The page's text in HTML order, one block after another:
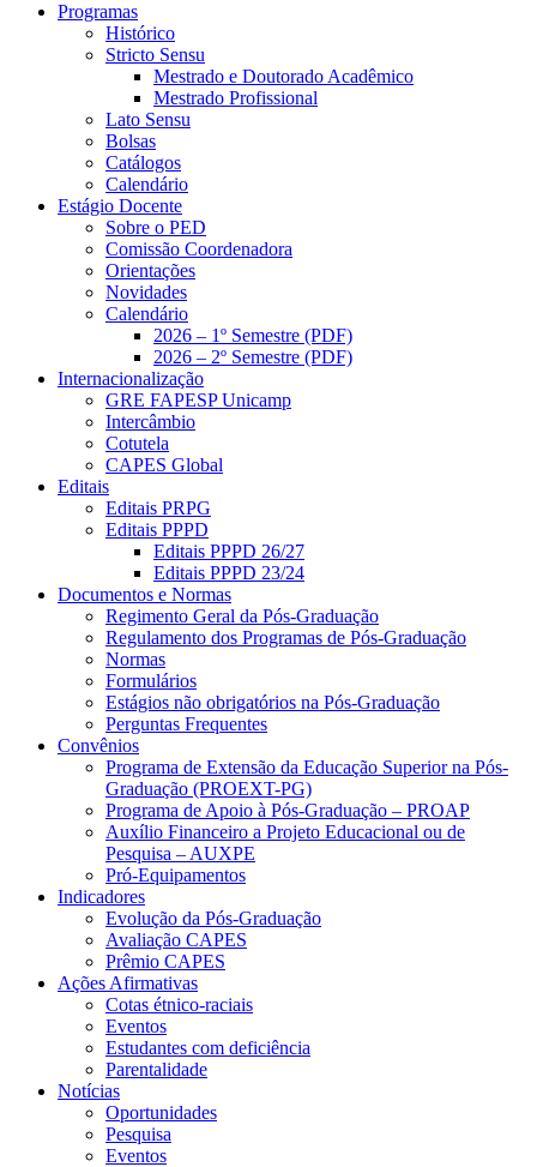
Programas
Histórico
Stricto Sensu
Mestrado e Doutorado Acadêmico
Mestrado Profissional
Lato Sensu
Bolsas
Catálogos
Calendário
Estágio Docente
Sobre o PED
Comissão Coordenadora
Orientações
Novidades
Calendário
2026 – 1º Semestre (PDF)
2026 – 2º Semestre (PDF)
Internacionalização
GRE FAPESP Unicamp
Intercâmbio
Cotutela
CAPES Global
Editais
Editais PRPG
Editais PPPD
Editais PPPD 26/27
Editais PPPD 23/24
Documentos e Normas
Regimento Geral da Pós-Graduação
Regulamento dos Programas de Pós-Graduação
Normas
Formulários
Estágios não obrigatórios na Pós-Graduação
Perguntas Frequentes
Convênios
Programa de Extensão da Educação Superior na Pós-
Graduação (PROEXT-PG)
Programa de Apoio à Pós-Graduação – PROAP
Auxílio Financeiro a Projeto Educacional ou de
Pesquisa – AUXPE
Pró-Equipamentos
Indicadores
Evolução da Pós-Graduação
Avaliação CAPES
Prêmio CAPES
Ações Afirmativas
Cotas étnico-raciais
Eventos
Estudantes com deficiência
Parentalidade
Notícias
Oportunidades
Pesquisa
Eventos